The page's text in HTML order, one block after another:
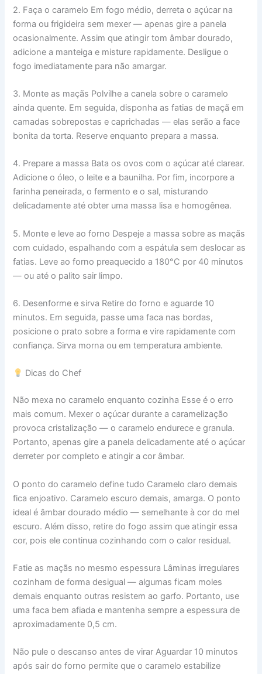
2. Faça o caramelo Em fogo médio, derreta o açúcar na
forma ou frigideira sem mexer — apenas gire a panela
ocasionalmente. Assim que atingir tom âmbar dourado,
adicione a manteiga e misture rapidamente. Desligue o
fogo imediatamente para não amargar.
3. Monte as maçãs Polvilhe a canela sobre o caramelo
ainda quente. Em seguida, disponha as fatias de maçã em
camadas sobrepostas e caprichadas — elas serão a face
bonita da torta. Reserve enquanto prepara a massa.
4. Prepare a massa Bata os ovos com o açúcar até clarear.
Adicione o óleo, o leite e a baunilha. Por fim, incorpore a
farinha peneirada, o fermento e o sal, misturando
delicadamente até obter uma massa lisa e homogênea.
5. Monte e leve ao forno Despeje a massa sobre as maçãs
com cuidado, espalhando com a espátula sem deslocar as
fatias. Leve ao forno preaquecido a 180°C por 40 minutos
— ou até o palito sair limpo.
6. Desenforme e sirva Retire do forno e aguarde 10
minutos. Em seguida, passe uma faca nas bordas,
posicione o prato sobre a forma e vire rapidamente com
confiança. Sirva morna ou em temperatura ambiente.
Dicas do Chef
Não mexa no caramelo enquanto cozinha Esse é o erro
mais comum. Mexer o açúcar durante a caramelização
provoca cristalização — o caramelo endurece e granula.
Portanto, apenas gire a panela delicadamente até o açúcar
derreter por completo e atingir a cor âmbar.
O ponto do caramelo define tudo Caramelo claro demais
fica enjoativo. Caramelo escuro demais, amarga. O ponto
ideal é âmbar dourado médio — semelhante à cor do mel
escuro. Além disso, retire do fogo assim que atingir essa
cor, pois ele continua cozinhando com o calor residual.
Fatie as maçãs no mesmo espessura Lâminas irregulares
cozinham de forma desigual — algumas ficam moles
demais enquanto outras resistem ao garfo. Portanto, use
uma faca bem afiada e mantenha sempre a espessura de
aproximadamente 0,5 cm.
Não pule o descanso antes de virar Aguardar 10 minutos
após sair do forno permite que o caramelo estabilize